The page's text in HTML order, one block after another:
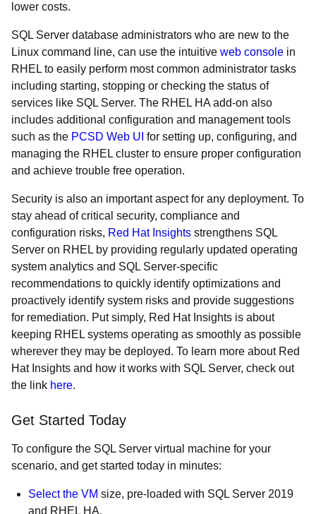
lower costs.
SQL Server database administrators who are new to the
Linux command line, can use the intuitive web console in
RHEL to easily perform most common administrator tasks
including starting, stopping or checking the status of
services like SQL Server. The RHEL HA add-on also
includes additional configuration and management tools
such as the PCSD Web UI for setting up, configuring, and
managing the RHEL cluster to ensure proper configuration
and achieve trouble free operation.
Security is also an important aspect for any deployment. To
stay ahead of critical security, compliance and
configuration risks, Red Hat Insights strengthens SQL
Server on RHEL by providing regularly updated operating
system analytics and SQL Server-specific
recommendations to quickly identify optimizations and
proactively identify system risks and provide suggestions
for remediation. Put simply, Red Hat Insights is about
keeping RHEL systems operating as smoothly as possible
wherever they may be deployed. To learn more about Red
Hat Insights and how it works with SQL Server, check out
the link here.
Get Started Today
To configure the SQL Server virtual machine for your
scenario, and get started today in minutes:
Select the VM size, pre-loaded with SQL Server 2019
and RHEL HA.